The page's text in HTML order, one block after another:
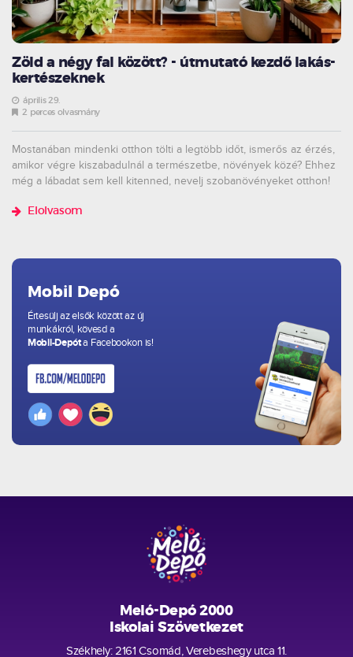
Zöld a négy fal között? - útmutató kezdő lakás-
kertészeknek
április 29.
2 perces olvasmány
Mostanában mindenki otthon tölti a legtöbb időt, ismerős az érzés,
amikor végre kiszabadulnál a természetbe, növények közé? Ehhez
még a lábadat sem kell kitenned, nevelj szobanövényeket otthon!
Elolvasom
Mobil Depó
Értesülj az elsők között az új
munkákról, kövesd a
Mobil-Depóta Facebookon is!
Meló-Depó 2000
Iskolai Szövetkezet
Székhely: 2161 Csomád, Verebeshegy utca 11.